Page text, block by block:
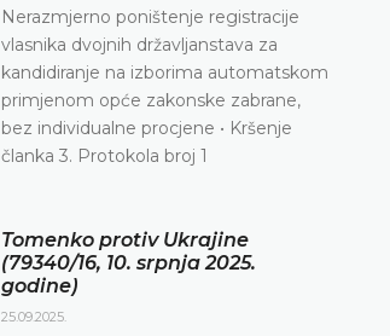
Nerazmjerno poništenje registracije
vlasnika dvojnih državljanstava za
kandidiranje na izborima automatskom
primjenom opće zakonske zabrane,
bez individualne procjene • Kršenje
članka 3. Protokola broj 1
Tomenko protiv Ukrajine
(79340/16, 10. srpnja 2025.
godine)
25.09.2025.